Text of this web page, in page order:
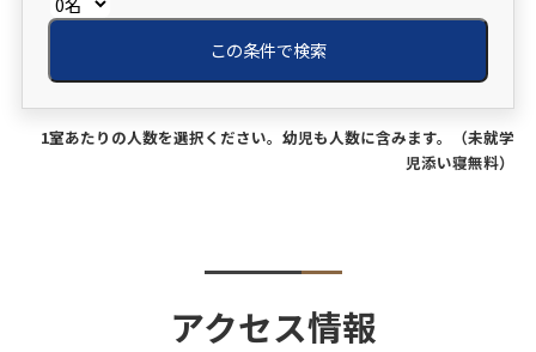
この条件で検索
1室あたりの人数を選択ください。幼児も人数に含みます。（未就学
児添い寝無料）
アクセス情報